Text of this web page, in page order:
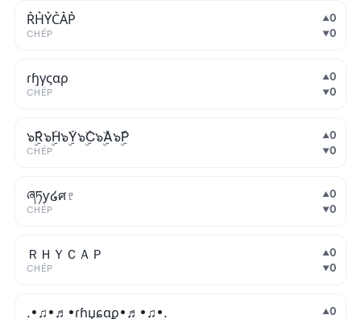
R͛H͛Y͛C͛A͛P͛
CHÉP
▲0
▼0
ɾɧγςαρ
CHÉP
▲0
▼0
๖ۣۜR๖ۣۜH๖ۣۜY๖ۣۜC๖ۣۜA๖ۣۜP
CHÉP
▲0
▼0
ཞཏƴ໒ศ♇
CHÉP
▲0
▼0
ＲＨＹＣＡＰ
CHÉP
▲0
▼0
.•♫•♬•ɾɦџɕɑϼ•♬•♫•. ▲0